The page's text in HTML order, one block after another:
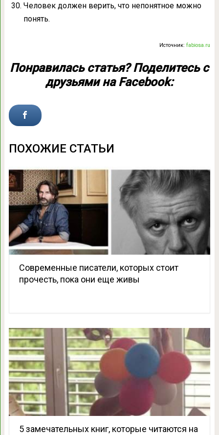
Человек должен верить, что непонятное можно
понять.
Источник:fabiosa.ru
Понравилась статья? Поделитесь с
друзьями на Facebook:
ПОХОЖИЕ СТАТЬИ
Современные писатели, которых стоит
прочесть, пока они еще живы
5 замечательных книг, которые читаются на